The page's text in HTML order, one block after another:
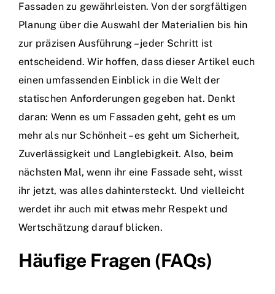
Fassaden zu gewährleisten. Von der sorgfältigen
Planung über die Auswahl der Materialien bis hin
zur präzisen Ausführung – jeder Schritt ist
entscheidend. Wir hoffen, dass dieser Artikel euch
einen umfassenden Einblick in die Welt der
statischen Anforderungen gegeben hat. Denkt
daran: Wenn es um Fassaden geht, geht es um
mehr als nur Schönheit – es geht um Sicherheit,
Zuverlässigkeit und Langlebigkeit. Also, beim
nächsten Mal, wenn ihr eine Fassade seht, wisst
ihr jetzt, was alles dahintersteckt. Und vielleicht
werdet ihr auch mit etwas mehr Respekt und
Wertschätzung darauf blicken.
Häufige Fragen (FAQs)